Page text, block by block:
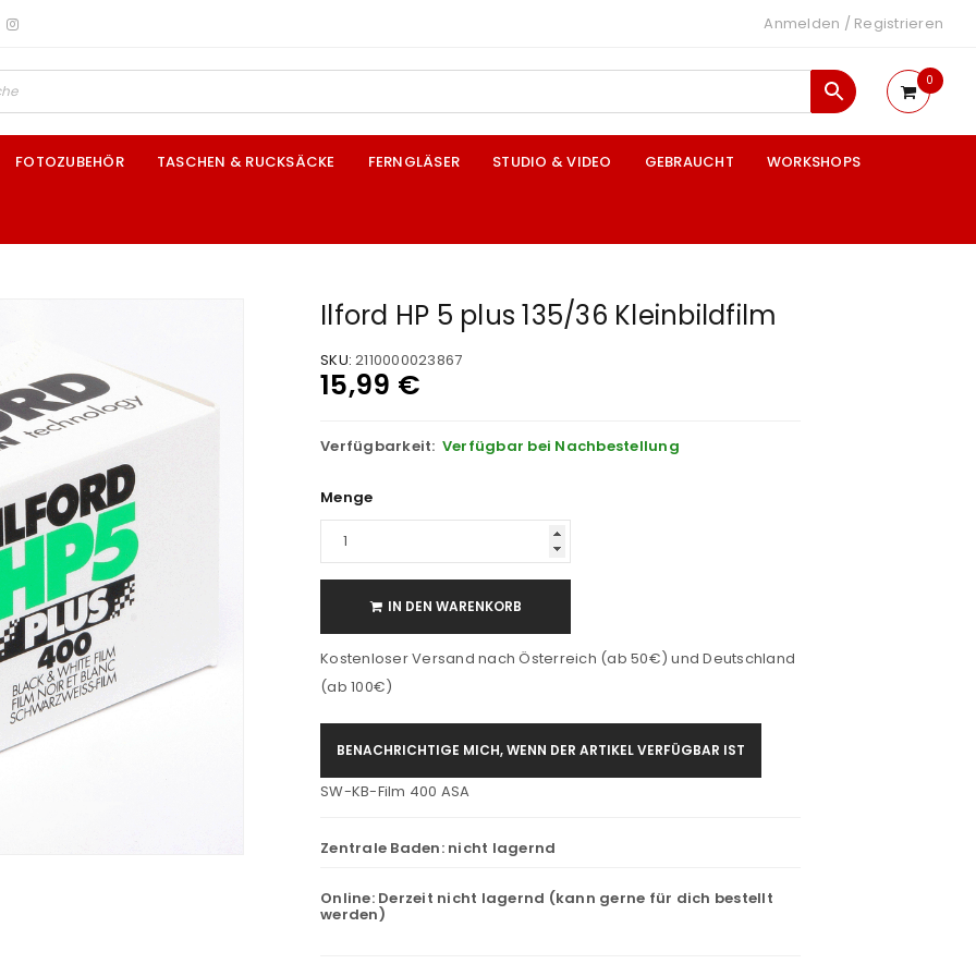
Anmelden / Registrieren
0
FOTOZUBEHÖR TASCHEN & RUCKSÄCKE FERNGLÄSER STUDIO & VIDEO GEBRAUCHT WORKSHOPS
Ilford HP 5 plus 135/36 Kleinbildfilm
SKU: 2110000023867
15,99 €
Verfügbarkeit: Verfügbar bei Nachbestellung
Menge
IN DEN WARENKORB
Kostenloser Versand nach Österreich (ab 50€) und Deutschland
(ab 100€)
BENACHRICHTIGE MICH, WENN DER ARTIKEL VERFÜGBAR IST
SW-KB-Film 400 ASA
Zentrale Baden: nicht lagernd
Online: Derzeit nicht lagernd (kann gerne für dich bestellt
werden)